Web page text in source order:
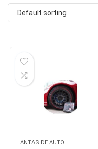
Default sorting
LLANTAS DE AUTO